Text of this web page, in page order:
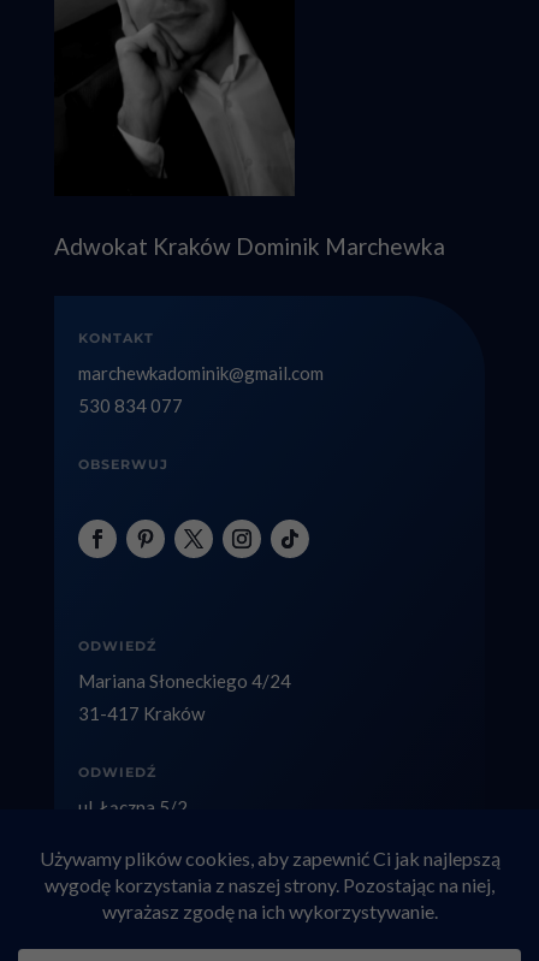
Adwokat Kraków Dominik Marchewka
KONTAKT
marchewkadominik@gmail.com
530 834 077
OBSERWUJ
ODWIEDŹ
Mariana Słoneckiego 4/24
31-417 Kraków
ODWIEDŹ
ul. Łączna 5/2
Copyright © 2026 factolex.pl